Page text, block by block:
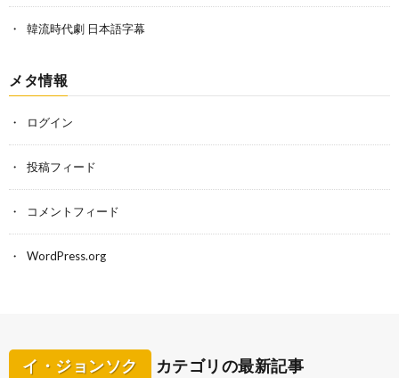
韓流時代劇 日本語字幕
メタ情報
ログイン
投稿フィード
コメントフィード
WordPress.org
イ・ジョンソク カテゴリの最新記事